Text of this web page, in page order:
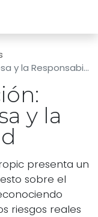
la Responsabilidad
y la
presenta un
sobre el
riesgos reales